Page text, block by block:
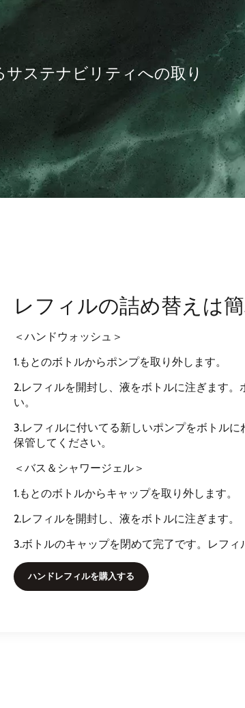
サステナビリティへの取り
レフィルの詰め替えは
＜ハンドウォッシュ＞
1.もとのボトルからポンプを取り外します。
2.レフィルを開封し、液をボトルに注ぎます
い。
3.レフィルに付いてる新しいポンプをボトル
保管してください。
＜バス＆シャワージェル＞
1.もとのボトルからキャップを取り外します。
2.レフィルを開封し、液をボトルに注ぎます。
3.ボトルのキャップを閉めて完了です。レフ
ハンドレフィルを購入する